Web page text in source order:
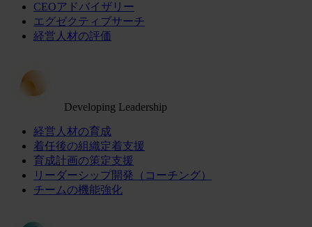
CEOアドバイザリー
エグゼクティブサーチ
経営人材の評価
Developing Leadership
経営人材の育成
着任後の組織定着支援
育成計画の策定支援
リーダーシップ開発（コーチング）
チームの機能強化